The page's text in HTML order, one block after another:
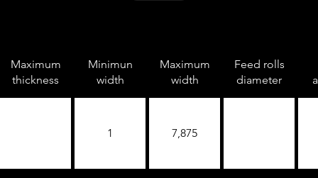
Maximum
thickness
Minimun
width
Maximum
width
Feed rolls
diameter
1 7,875